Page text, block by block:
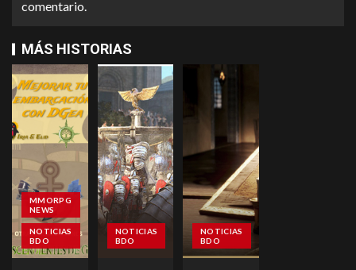
comentario.
MÁS HISTORIAS
MMORPG
NEWS
NOTICIAS
BDO
NOTICIAS
BDO
NOTICIAS
BDO